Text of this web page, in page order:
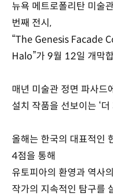
뉴욕 메트로폴리탄 미술
번째 전시,
“The Genesis Facade
Halo”가 9월 12일 개막
매년 미술관 정면 파사드
설치 작품을 선보이는 ‘
올해는 한국의 대표적인
4점을 통해
유토피아의 환영과 역사
작가의 지속적인 탐구를